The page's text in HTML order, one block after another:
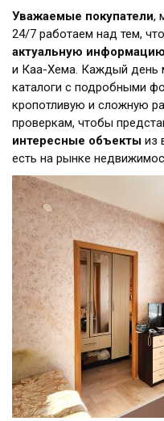
Уважаемые покупатели,
24/7 работаем над тем,
актуальную информацию
и Каа-Хема. Каждый день
каталоги с подробными
кропотливую и сложную
проверкам, чтобы
интересные объекты из
есть на рынке